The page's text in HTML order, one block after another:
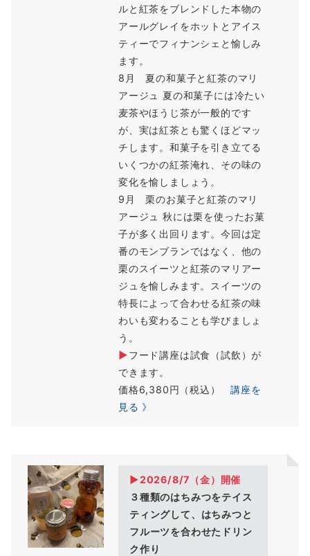
ルと紅茶をブレンドした本物の
アールグレイをホットとアイス
ティーでフィナンシェと愉しみ
ます。
8月 夏の和菓子と紅茶のマリ
アージュ 夏の和菓子には冷たい
麦茶やほうじ茶が一般的です
が、実は紅茶とも驚くほどマッ
チします。和菓子を引き立てる
いくつかの紅茶淹れ、その味の
変化を愉しましょう。
9月 栗のお菓子と紅茶のマリ
アージュ 秋には栗を使ったお菓
子が多く出回ります。今回は定
番のモンブランではなく、他の
栗のスイーツと紅茶のマリアー
ジュを愉しみます。スイーツの
特長によって合わせる紅茶の味
わいも変わることも学びましょ
う。
▶フード講座は試食（試飲）が
できます。
価格6,380円（税込）講座を
見る 》
▶2026/8/7（金）開催
３種類のはちみつをテイス
ティングして、はちみつと
フルーツを合わせたドリン
ク作り